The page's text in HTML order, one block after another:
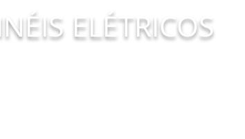
ELÉTRICOS